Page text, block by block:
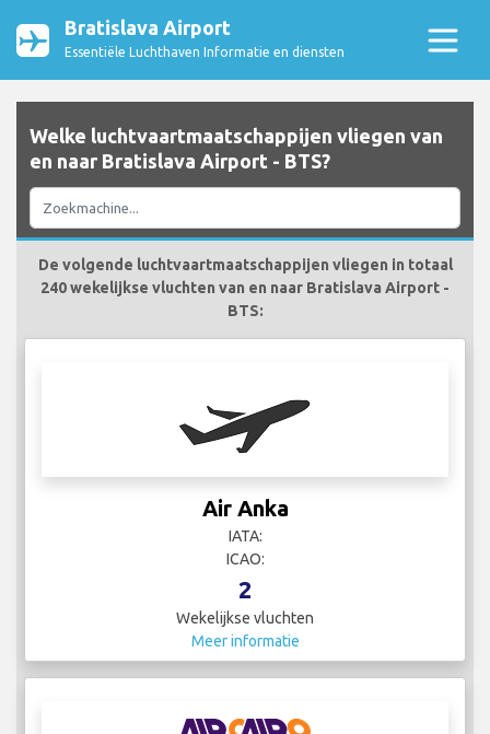
Bratislava Airport
Essentiële Luchthaven Informatie en diensten
Welke luchtvaartmaatschappijen vliegen van
en naar Bratislava Airport - BTS?
De volgende luchtvaartmaatschappijen vliegen in totaal
240 wekelijkse vluchten van en naar Bratislava Airport -
BTS:
Air Anka
IATA:
ICAO:
2
Wekelijkse vluchten
Meer informatie